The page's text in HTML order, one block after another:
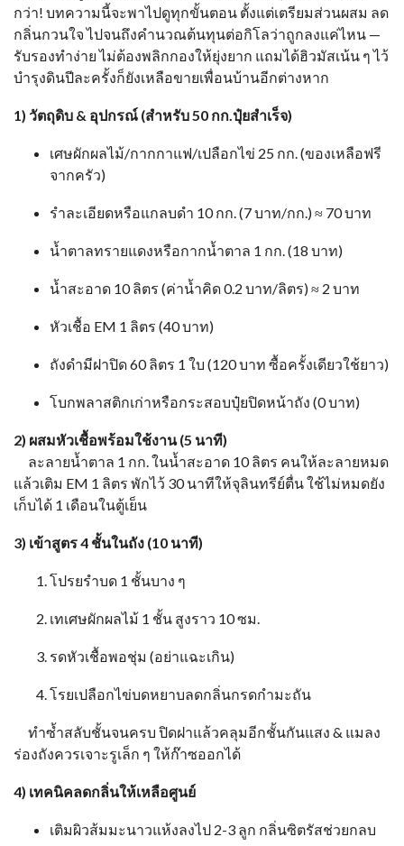
กว่า! บทความนี้จะพาไปดูทุกขั้นตอน ตั้งแต่เตรียมส่วนผสม ลด
กลิ่นกวนใจ ไปจนถึงคำนวณต้นทุนต่อกิโลว่าถูกลงแค่ไหน —
รับรองทำง่าย ไม่ต้องพลิกกองให้ยุ่งยาก แถมได้ฮิวมัสเน้น ๆ ไว้
บำรุงดินปีละครั้งก็ยังเหลือขายเพื่อนบ้านอีกต่างหาก
1) วัตถุดิบ & อุปกรณ์ (สำหรับ 50 กก.ปุ๋ยสำเร็จ)
เศษผักผลไม้/กากกาแฟ/เปลือกไข่ 25 กก. (ของเหลือฟรี
จากครัว)
รำละเอียดหรือแกลบดำ 10 กก. (7 บาท/กก.) ≈ 70 บาท
น้ำตาลทรายแดงหรือกากน้ำตาล 1 กก. (18 บาท)
น้ำสะอาด 10 ลิตร (ค่าน้ำคิด 0.2 บาท/ลิตร) ≈ 2 บาท
หัวเชื้อ EM 1 ลิตร (40 บาท)
ถังดำมีฝาปิด 60 ลิตร 1 ใบ (120 บาท ซื้อครั้งเดียวใช้ยาว)
โบกพลาสติกเก่าหรือกระสอบปุ๋ยปิดหน้าถัง (0 บาท)
2) ผสมหัวเชื้อพร้อมใช้งาน (5 นาที)
ละลายน้ำตาล 1 กก. ในน้ำสะอาด 10 ลิตร คนให้ละลายหมด
แล้วเติม EM 1 ลิตร พักไว้ 30 นาทีให้จุลินทรีย์ตื่น ใช้ไม่หมดยัง
เก็บได้ 1 เดือนในตู้เย็น
3) เข้าสูตร 4 ชั้นในถัง (10 นาที)
โปรยรำบด 1 ชั้นบาง ๆ
เทเศษผักผลไม้ 1 ชั้น สูงราว 10 ซม.
รดหัวเชื้อพอชุ่ม (อย่าแฉะเกิน)
โรยเปลือกไข่บดหยาบลดกลิ่นกรดกำมะถัน
ทำซ้ำสลับชั้นจนครบ ปิดฝาแล้วคลุมอีกชั้นกันแสง & แมลง
ร่องถังควรเจาะรูเล็ก ๆ ให้ก๊าซออกได้
4) เทคนิคลดกลิ่นให้เหลือศูนย์
เติมผิวส้มมะนาวแห้งลงไป 2-3 ลูก กลิ่นซิตรัสช่วยกลบ